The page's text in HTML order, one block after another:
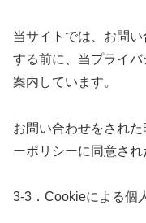
当サイトでは、お問
する前に、当プライ
案内しています。
お問い合わせをされ
ーポリシーに同意され
3-3．Cookieによる個